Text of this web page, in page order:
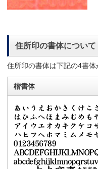
住所印の書体について
住所印の書体は下記の4書体
楷書体